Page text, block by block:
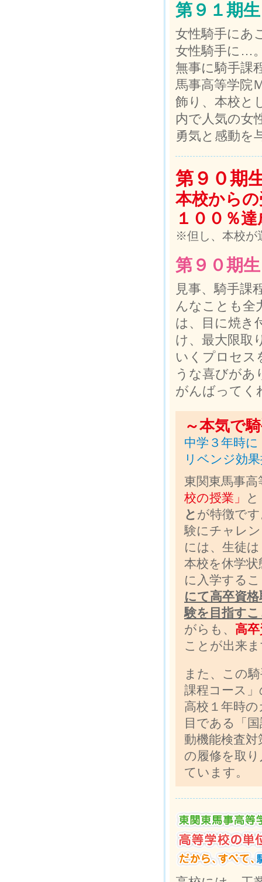
第９１期生
女性騎手にあ
女性騎手に…
無事に騎手課
馬事高等学院
飾り、本校と
内で人気の女
勇気と感動を
第９０期
本校から
１００％達
※但し、本校が
第９０期生
見事、騎手課
んなことも全
は、目に焼き
け、最大限取
いくプロセス
うな喜びがあ
がんばってく
～本気で
中学３年時
リベンジ効
東関東馬事
校の授業」
と
と が特徴で
験にチャレ
には、生徒
本校を休学
に入学する
にて高卒資
験を目指す
がらも、 高
ことが出来
また、この
課程コース
高校１年時
目である「
動機能検査
の履修を取
ています。